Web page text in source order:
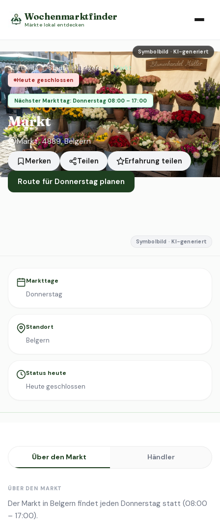
Wochenmarktfinder
Märkte lokal entdecken
Symbolbild · KI-generiert
Startseite › Städte › Belgern › Markt
Heute geschlossen
Nächster Markttag: Donnerstag 08:00 – 17:00
Markt
Markt, 4889, Belgern
Merken Teilen Erfahrung teilen
Route für Donnerstag planen
Symbolbild · KI-generiert
Markttage
Donnerstag
Standort
Belgern
Status heute
Heute geschlossen
Über den Markt Händler
ÜBER DEN MARKT
Der Markt in Belgern findet jeden Donnerstag statt (08:00
– 17:00).